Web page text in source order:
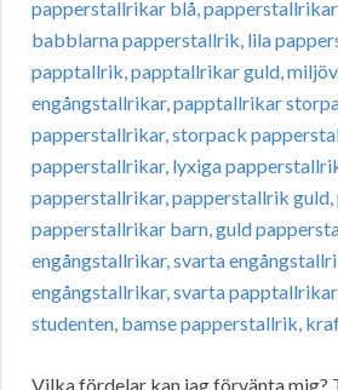
Vilka fördelar kan jag förvänta mig?